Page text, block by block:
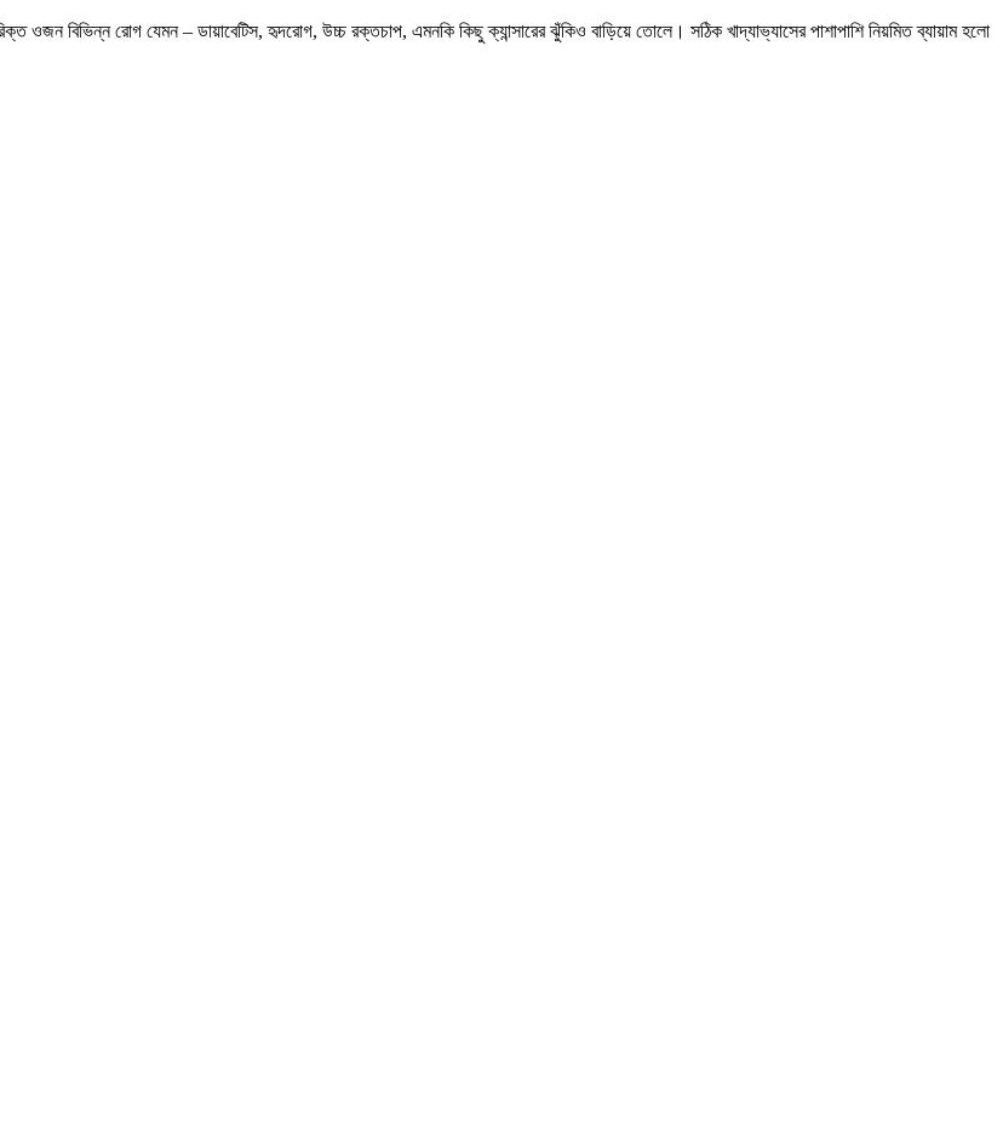
রোগ যেমন – ডায়াবেটিস, হৃদরোগ, উচ্চ রক্তচাপ, এমনকি কিছু ক্যান্সারের ঝুঁকিও বাড়িয়ে তোলে। সঠিক খাদ্যাভ্যাসের পাশাপাশি নিয়মিত ব্যায়াম হলো